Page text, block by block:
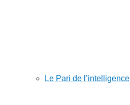
Le Pari de l’intelligence